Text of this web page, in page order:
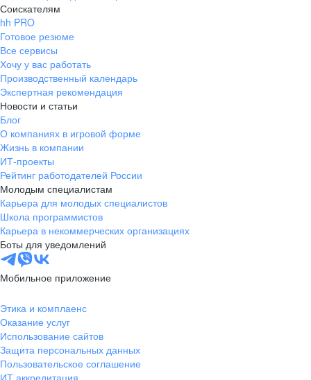
Соискателям
hh PRO
Готовое резюме
Все сервисы
Хочу у вас работать
Производственный календарь
Экспертная рекомендация
Новости и статьи
Блог
О компаниях в игровой форме
Жизнь в компании
ИТ-проекты
Рейтинг работодателей России
Молодым специалистам
Карьера для молодых специалистов
Школа программистов
Карьера в некоммерческих организациях
Боты для уведомлений
Мобильное приложение
Этика и комплаенс
Оказание услуг
Использование сайтов
Защита персональных данных
Пользовательское соглашение